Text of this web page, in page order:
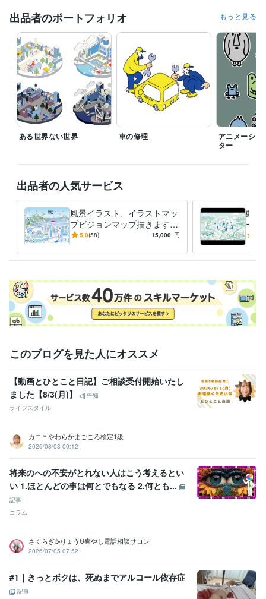
受賞歴
アクリートという地元紙 地元の芸術イベントにて、｢ミュータント
賞｣受賞 フェーマススクール動物イラストコンテスト 佳作
ビジネス・クリエイティブツール
Affinity Designer:3年Adobe Illustrator:3年
得意分野
イラスト作成・漫画制作 可愛い風景イラスト
コミカル 可愛い ポップ ヘッダー
チラシ
出品者のポートフォリオ もっと見る
ある世界ない世界 車の修理
アニメーショ
ター
出品者の人気サービス
風景イラスト、イラストマッ
プビジョンマップ描きます
フラットイラストor線画イラ
します
5.0(58) 15,000 円
動く
ーア
ほの
このブログを見た人にオススメ
【動画とひとこと日記】ご相談受付開始いたし
ました【8/3(月)】
告知
ライフスタイル
カニ＊やわらかまごころ検定1級
2026/08/03 00:12
将来のへの不安がとれない人はこう考えるとい
い 1.ほとんどの事は何とでもなる 2.何とも...
記事
コラム
さくらぎ☕りょう⛎癒やし電話相談サロン
2026/07/05 07:52
#1｜きっとボクは、死ぬまでアルコール依存症
記事